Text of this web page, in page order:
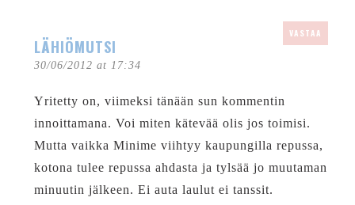
LÄHIÖMUTSI
30/06/2012 at 17:34
VASTAA
Yritetty on, viimeksi tänään sun kommentin
innoittamana. Voi miten kätevää olis jos toimisi.
Mutta vaikka Minime viihtyy kaupungilla repussa,
kotona tulee repussa ahdasta ja tylsää jo muutaman
minuutin jälkeen. Ei auta laulut ei tanssit.